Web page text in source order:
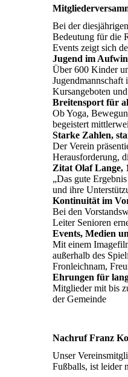
Bei der
Bedeutung für die
Events zeigt sich
Jugend im
Über 600 Kinder
Kursangeboten
Breitensport für
Ob Yoga,
begeistert
Starke Zahlen,
Der Verein
Herausforderung,
Zitat Olaf Lange,
„Das gute
und ihre
Kontinuität im
Bei den
Leiter Senioren
Events, Medien
Mit einem
außerhalb des
Fronleichnam,
Ehrungen für
Mitglieder mit bis
der Gemeinde
Nachruf Franz
Unser
Fußballs, ist leider